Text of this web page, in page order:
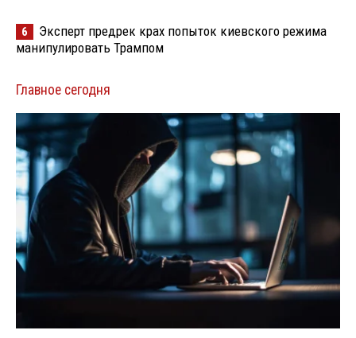
6
Эксперт предрек крах попыток киевского режима
манипулировать Трампом
Главное сегодня